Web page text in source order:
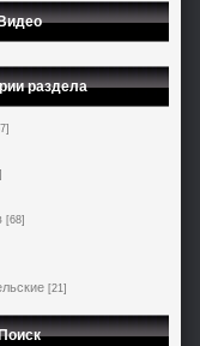
раздела
[68]
[21]